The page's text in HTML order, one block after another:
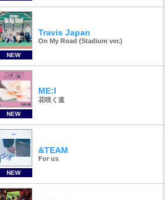
NEW
Travis Japan
On My Road (Stadium ver.)
NEW
ME:I
花咲く道
NEW
&TEAM
For us